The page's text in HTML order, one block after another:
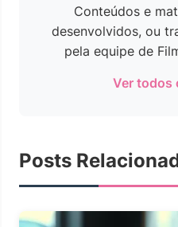
Conteúdos e
desenvolvidos, ou
pela equipe de
Ver todos
Posts